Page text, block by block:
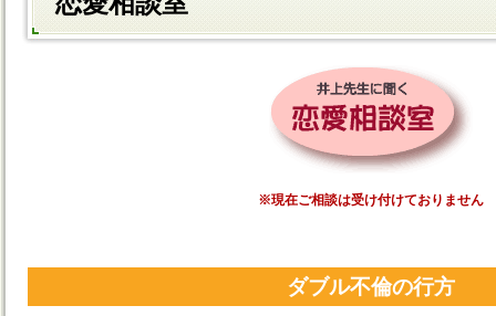
※現在ご相談は受け付けておりません
ダブル不倫の行方